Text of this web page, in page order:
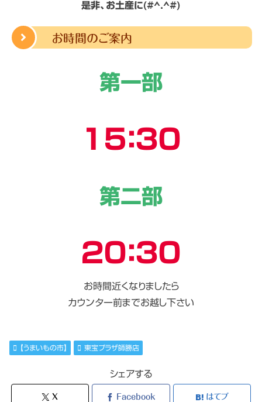
是非、お土産に(#^.^#)
お時間のご案内
第一部
１５：３０
第二部
２０：３０
お時間近くなりましたら
カウンター前までお越し下さい
【うまいもの市】 東宝プラザ師勝店
シェアする
X Facebook はてブ